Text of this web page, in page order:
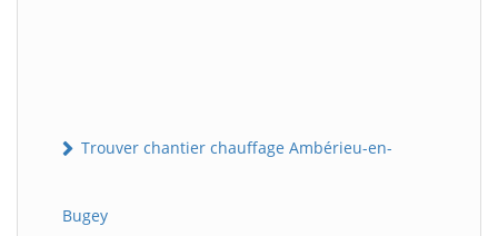
Trouver chantier chauffage Ambérieu-en-
Bugey